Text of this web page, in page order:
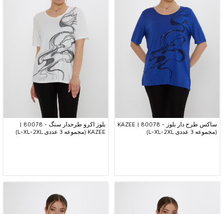
ساکس طرح دار بلوز - 80078 | KAZEE
(مجموعه 3 عددی L-XL-2XL)
بلوز اکرو طرحدار سنگ - 80078 |
KAZEE (مجموعه 3 عددی L-XL-2XL)